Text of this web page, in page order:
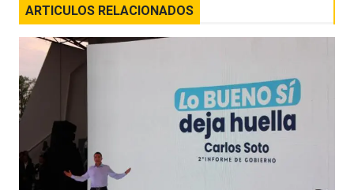
ARTICULOS RELACIONADOS